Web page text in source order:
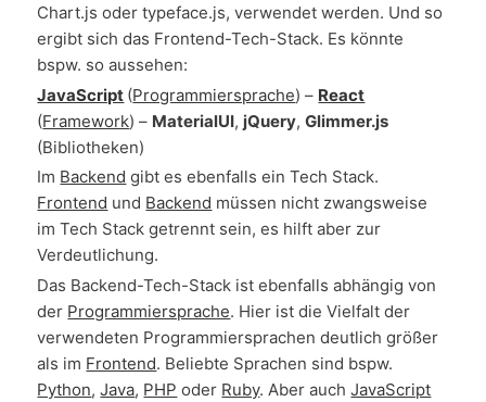
Chart.js oder typeface.js, verwendet werden. Und so
ergibt sich das Frontend-Tech-Stack. Es könnte
bspw. so aussehen:
JavaScript (Programmiersprache) – React
(Framework) – MaterialUI, jQuery,Glimmer.js
(Bibliotheken)
Im Backend gibt es ebenfalls ein Tech Stack.
Frontend und Backend müssen nicht zwangsweise
im Tech Stack getrennt sein, es hilft aber zur
Verdeutlichung.
Das Backend-Tech-Stack ist ebenfalls abhängig von
der Programmiersprache. Hier ist die Vielfalt der
verwendeten Programmiersprachen deutlich größer
als im Frontend. Beliebte Sprachen sind bspw.
Python,Java, PHP oder Ruby. Aber auchJavaScript